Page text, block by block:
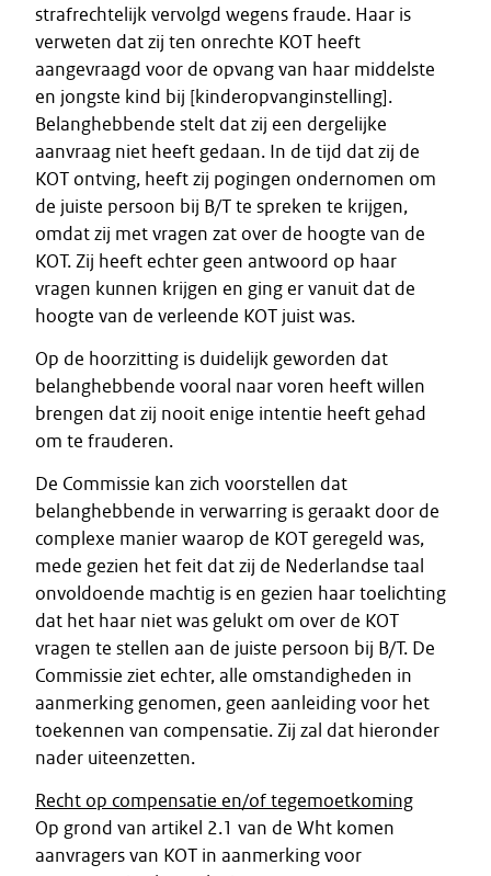
strafrechtelijk vervolgd wegens fraude. Haar is
verweten dat zij ten onrechte KOT heeft
aangevraagd voor de opvang van haar middelste
en jongste kind bij [kinderopvanginstelling].
Belanghebbende stelt dat zij een dergelijke
aanvraag niet heeft gedaan. In de tijd dat zij de
KOT ontving, heeft zij pogingen ondernomen om
de juiste persoon bij B/T te spreken te krijgen,
omdat zij met vragen zat over de hoogte van de
KOT. Zij heeft echter geen antwoord op haar
vragen kunnen krijgen en ging er vanuit dat de
hoogte van de verleende KOT juist was.
Op de hoorzitting is duidelijk geworden dat
belanghebbende vooral naar voren heeft willen
brengen dat zij nooit enige intentie heeft gehad
om te frauderen.
De Commissie kan zich voorstellen dat
belanghebbende in verwarring is geraakt door de
complexe manier waarop de KOT geregeld was,
mede gezien het feit dat zij de Nederlandse taal
onvoldoende machtig is en gezien haar toelichting
dat het haar niet was gelukt om over de KOT
vragen te stellen aan de juiste persoon bij B/T. De
Commissie ziet echter, alle omstandigheden in
aanmerking genomen, geen aanleiding voor het
toekennen van compensatie. Zij zal dat hieronder
nader uiteenzetten.
Recht op compensatie en/of tegemoetkoming
Op grond van artikel 2.1 van de Wht komen
aanvragers van KOT in aanmerking voor